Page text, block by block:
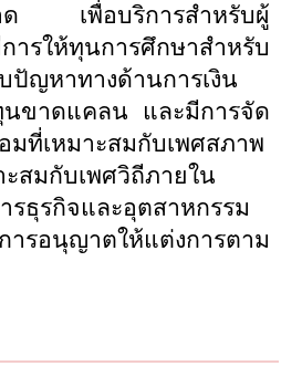
าด เพื่อบริการสำหรับผู้
ทุนการศึกษาสำหรับ
ปัญหาทางด้านการเงิน
นขาดแคลน และมีการจัด
มที่เหมาะสมกับเพศสภาพ
สมกับเพศวิถีภายใน
รธุรกิจและอุตสาหกรรม
รอนุญาตให้แต่งการตาม